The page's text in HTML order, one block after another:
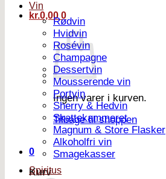
kr.0,00 0
Ingen varer i kurven.
Tilbage til shoppen
0
Kurv
Vin
Rødvin
Hvidvin
Rosévin
Champagne
Dessertvin
Mousserende vin
Portvin
Sherry & Hedvin
Skattekammeret
Magnum & Store Flasker
Alkoholfri vin
Smagekasser
Spiritus